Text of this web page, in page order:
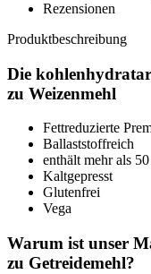
Rezensionen
Produktbeschreibung
Die
zu Weizenmehl
Fettreduzierte
Ballaststoffreich
enthält mehr als
Kaltgepresst
Glutenfrei
Vega
Warum ist unser
zu Getreidemehl?